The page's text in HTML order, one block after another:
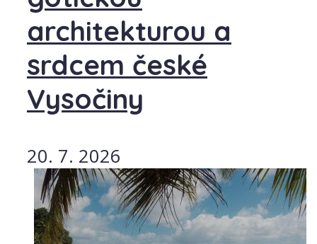
architekturou a
srdcem české
Vysočiny
20. 7. 2026